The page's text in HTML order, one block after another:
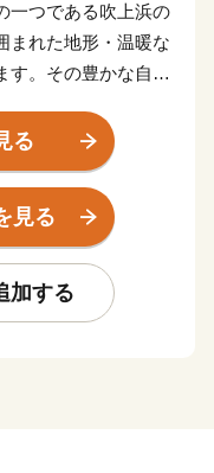
一つである吹上浜の
まれた地形・温暖な
す。その豊かな自然
、「まぐろ」、「焼
ロ」などの特産品に
発展してきておりま
る
見る
加する